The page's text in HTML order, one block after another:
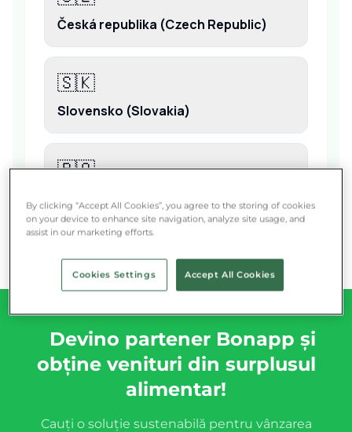
Devino partener Bonapp și
obține venituri din surplusul
alimentar!
Cauți o soluție sustenabilă pentru vânzarea
By clicking “Accept All Cookies”, you agree to the storing of cookies
on your device to enhance site navigation, analyze site usage, and
assist in our marketing efforts.
Cookies Settings Accept All Cookies